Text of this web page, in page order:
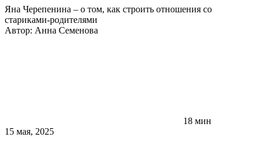
Яна Черепенина – о том, как строить отношения со
стариками-родителями
Автор: Анна Семенова
18 мин
15 мая, 2025